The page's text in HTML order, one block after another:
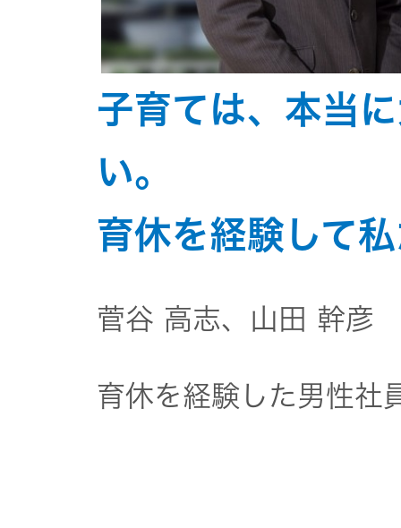
子育ては、本当
い。
育休を経験して
菅谷 高志、山田 幹彦
育休を経験した男性社